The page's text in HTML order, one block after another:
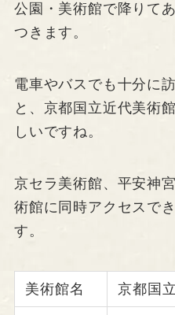
公園・美術館で降りて
つきます。
電車やバスでも十分に
と、京都国立近代美術
しいですね。
京セラ美術館、平安神
術館に同時アクセスで
す。
美術館名 京都国